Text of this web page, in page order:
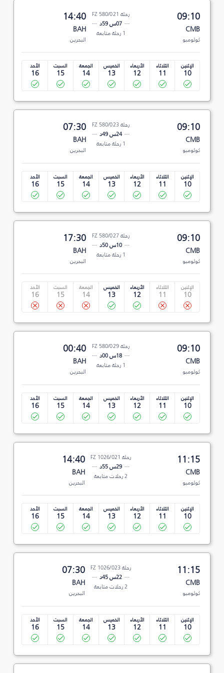
09:10
CMB
كولومبو
رحلة FZ 580/021
07س 59د
1 رحلة متابعة
14:40
BAH
البحرين
الإثنين
10
الثلاثاء
11
الأربعاء
12
الخميس
13
الجمعة
14
السبت
15
الأحد
16
09:10
CMB
كولومبو
رحلة FZ 580/023
24س 49د
1 رحلة متابعة
07:30
BAH
البحرين
الإثنين
10
الثلاثاء
11
الأربعاء
12
الخميس
13
الجمعة
14
السبت
15
الأحد
16
09:10
CMB
كولومبو
رحلة FZ 580/027
10س 50د
1 رحلة متابعة
17:30
BAH
البحرين
الإثنين
10
الثلاثاء
11
الأربعاء
12
الخميس
13
الجمعة
14
السبت
15
الأحد
16
09:10
CMB
كولومبو
رحلة FZ 580/029
18س 00د
1 رحلة متابعة
00:40
BAH
البحرين
الإثنين
10
الثلاثاء
11
الأربعاء
12
الخميس
13
الجمعة
14
السبت
15
الأحد
16
11:15
CMB
كولومبو
رحلة FZ 1026/021
29س 55د
2 رحلات متابعة
14:40
BAH
البحرين
الإثنين
10
الثلاثاء
11
الأربعاء
12
الخميس
13
الجمعة
14
السبت
15
الأحد
16
11:15
CMB
كولومبو
رحلة FZ 1026/023
22س 45د
2 رحلات متابعة
07:30
BAH
البحرين
الإثنين
10
الثلاثاء
11
الأربعاء
12
الخميس
13
الجمعة
14
السبت
15
الأحد
16